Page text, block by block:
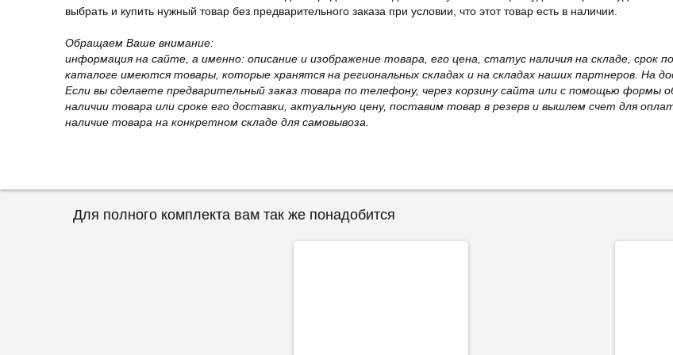
выбрать и купить нужный товар без предварительного заказа при условии, что этот товар есть в наличии.
Обращаем Ваше внимание:
информация на сайте, а именно: описание и изображение товара, его цена, статус наличия на складе,
каталоге имеются товары, которые хранятся на региональных складах и на складах наших партнеров. На
Если вы сделаете предварительный заказ товара по телефону, через корзину сайта или с помощью формы
наличии товара или сроке его доставки, актуальную цену, поставим товар в резерв и вышлем счет для
наличие товара на конкретном складе для самовывоза.
Для полного комплекта вам так же понадобится